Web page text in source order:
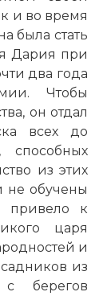
и во время
была стать
Дария при
два года
Чтобы
он отдал
всех до
из этих
не обучены
привело к
царя
и
из
берегов